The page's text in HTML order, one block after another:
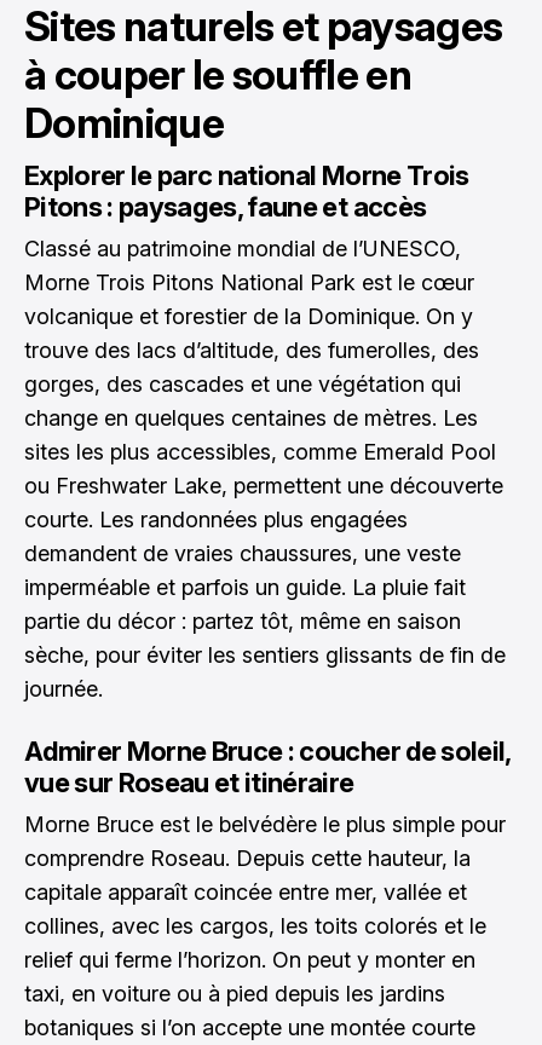
Sites naturels et paysages
à couper le souffle en
Dominique
Explorer le parc national Morne Trois
Pitons : paysages, faune et accès
Classé au patrimoine mondial de l’UNESCO,
Morne Trois Pitons National Park est le cœur
volcanique et forestier de la Dominique. On y
trouve des lacs d’altitude, des fumerolles, des
gorges, des cascades et une végétation qui
change en quelques centaines de mètres. Les
sites les plus accessibles, comme Emerald Pool
ou Freshwater Lake, permettent une découverte
courte. Les randonnées plus engagées
demandent de vraies chaussures, une veste
imperméable et parfois un guide. La pluie fait
partie du décor : partez tôt, même en saison
sèche, pour éviter les sentiers glissants de fin de
journée.
Admirer Morne Bruce : coucher de soleil,
vue sur Roseau et itinéraire
Morne Bruce est le belvédère le plus simple pour
comprendre Roseau. Depuis cette hauteur, la
capitale apparaît coincée entre mer, vallée et
collines, avec les cargos, les toits colorés et le
relief qui ferme l’horizon. On peut y monter en
taxi, en voiture ou à pied depuis les jardins
botaniques si l’on accepte une montée courte